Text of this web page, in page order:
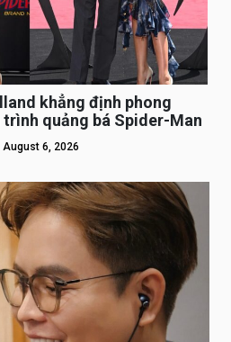
khẳng định phong
quảng bá Spider-Man
August 6, 2026